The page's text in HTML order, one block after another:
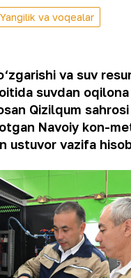
Yangilik va voqealar
va suv
suvdan oqilona
Qizilqum
Navoiy kon-
ustuvor vazifa